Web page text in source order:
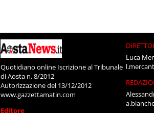
Quotidiano online Iscrizione al Tribunale
di Aosta n. 8/2012
Autorizzazione del 13/12/2012
www.gazzettamatin.com
Editore
Luca